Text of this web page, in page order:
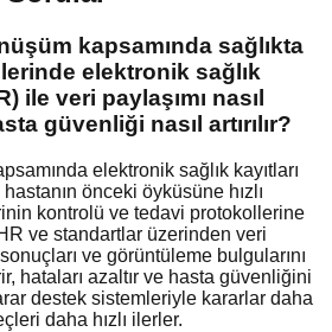
kapsamında sağlıkta
elektronik sağlık
ile veri paylaşımı nasıl
güvenliği nasıl artırılır?
elektronik sağlık kayıtları
önceki öyküsüne hızlı
kontrolü ve tedavi protokollerine
ve standartlar üzerinden veri
ve görüntüleme bulgularını
hataları azaltır ve hasta güvenliğini
destek sistemleriyle kararlar daha
daha hızlı ilerler.